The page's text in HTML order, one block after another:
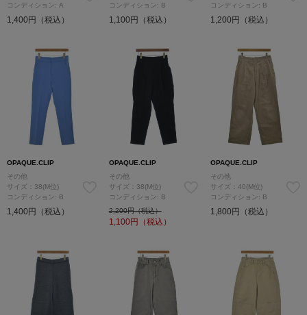
コンディション: A
1,400円（税込）
コンディション: B
1,100円（税込）
コンディション: B
1,200円（税込）
OPAQUE.CLIP
その他
サイズ：38(M位)
コンディション: B
1,400円（税込）
OPAQUE.CLIP
その他
サイズ：38(M位)
コンディション: B
2,200円（税込）
1,100円（税込）
OPAQUE.CLIP
その他
サイズ：40(M位)
コンディション: B
1,800円（税込）